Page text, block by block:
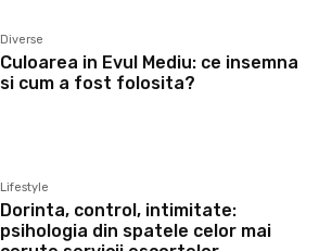
Diverse
Culoarea in Evul Mediu: ce insemna
si cum a fost folosita?
Lifestyle
Dorinta, control, intimitate:
psihologia din spatele celor mai